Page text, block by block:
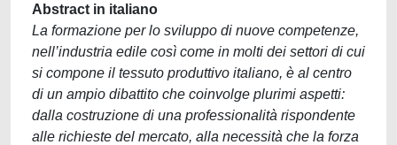
Abstract in italiano
La formazione per lo sviluppo di nuove competenze,
nell’industria edile così come in molti dei settori di cui
si compone il tessuto produttivo italiano, è al centro
di un ampio dibattito che coinvolge plurimi aspetti:
dalla costruzione di una professionalità rispondente
alle richieste del mercato, alla necessità che la forza